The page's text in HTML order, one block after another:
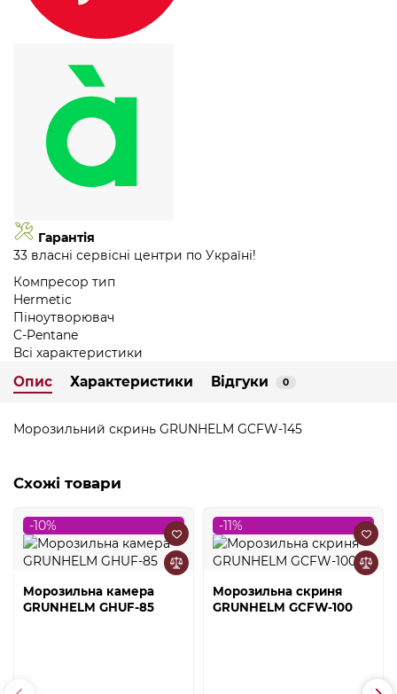
Гарантія
33 власні сервісні центри по Україні!
Компресор тип
Hermetic
Піноутворювач
C-Pentane
Всі характеристики
Опис Характеристики Відгуки 0
Морозильний скринь GRUNHELM GCFW-145
Схожі товари
-10%
Морозильна камера
GRUNHELM GHUF-85
-11%
Морозильна скриня
GRUNHELM GCFW-100